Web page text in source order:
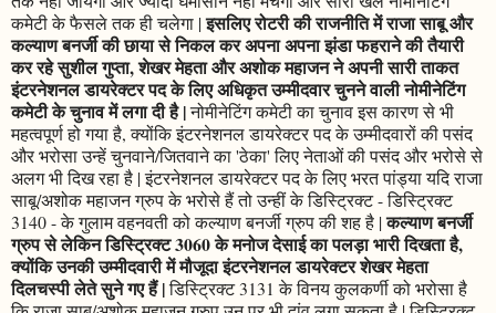
कमेटी के फैसले तक ही चलेगा |इसलिए रोटरी की राजनीति में राजा साबू और
कल्याण बनर्जी की छाया से निकल कर अपना अपना झंडा फहराने की तैयारी
कर रहे सुशील गुप्ता, शेखर मेहता और अशोक महाजन ने अपनी सारी ताकत
इंटरनेशनल डायरेक्टर पद के लिए अधिकृत उम्मीदवार चुनने वाली नोमीनेटिंग
कमेटी के चुनाव में लगा दी है |नोमीनेटिंग कमेटी का चुनाव इस कारण से भी
महत्वपूर्ण हो गया है, क्योंकि इंटरनेशनल डायरेक्टर पद के उम्मीदवारों की पसंद
और भरोसा उन्हें चुनवाने/जितवाने का 'ठेका' लिए नेताओं की पसंद और भरोसे से
अलग भी दिख रहा है | इंटरनेशनल डायरेक्टर पद के लिए भरत पांड्या यदि राजा
साबू/अशोक महाजन ग्रुप के भरोसे हैं तो उन्हीं के डिस्ट्रिक्ट - डिस्ट्रिक्ट
3140 - के गुलाम वहनवती को कल्याण बनर्जी ग्रुप की शह है |कल्याण बनर्जी
ग्रुप से लेकिन डिस्ट्रिक्ट 3060 के मनोज देसाई का पलड़ा भारी दिखता है,
क्योंकि उनकी उम्मीदवारी में मौजूदा इंटरनेशनल डायरेक्टर शेखर मेहता
दिलचस्पी लेते सुने गए हैं |डिस्ट्रिक्ट 3131 के विनय कुलकर्णी को भरोसा है